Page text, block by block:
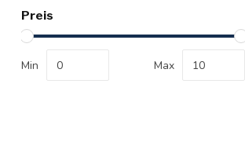
Preis
Min Max